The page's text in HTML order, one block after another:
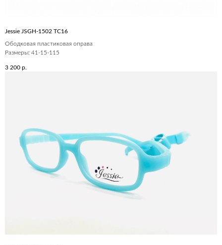
Jessie JSGH-1502 ТС16
Ободковая пластиковая оправа
Размеры: 41-15-115
3 200 р.